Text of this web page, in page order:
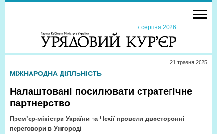
7 серпня 2026
21 травня 2025
МІЖНАРОДНА ДІЯЛЬНІСТЬ
Налаштовані посилювати стратегічне
партнерство
Прем’єр-міністри України та Чехії провели двосторонні
переговори в Ужгороді